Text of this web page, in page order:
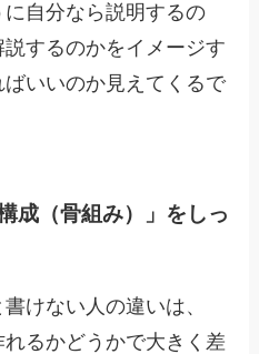
自分なら説明するの
するのかをイメージす
いいのか見えてくるで
成（骨組み）」をしっ
けない人の違いは、
れるかどうかで大きく差